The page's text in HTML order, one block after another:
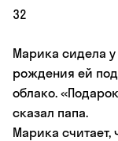
32
Марика сидела
рождения ей
облако.
сказал папа.
Марика считает,